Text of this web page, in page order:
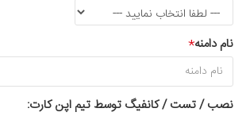
نام دامنه
نصب / تست / کانفیگ توسط تیم اپن کارت: